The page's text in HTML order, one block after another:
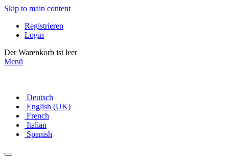
Skip to main content
Registrieren
Login
Der Warenkorb ist leer
Menü
Deutsch
English (UK)
French
Italian
Spanish